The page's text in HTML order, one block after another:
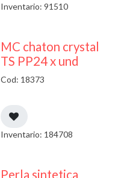
Inventario: 91510
MC chaton crystal
TS PP24 x und
Cod: 18373
Inventario: 184708
Perla sintetica